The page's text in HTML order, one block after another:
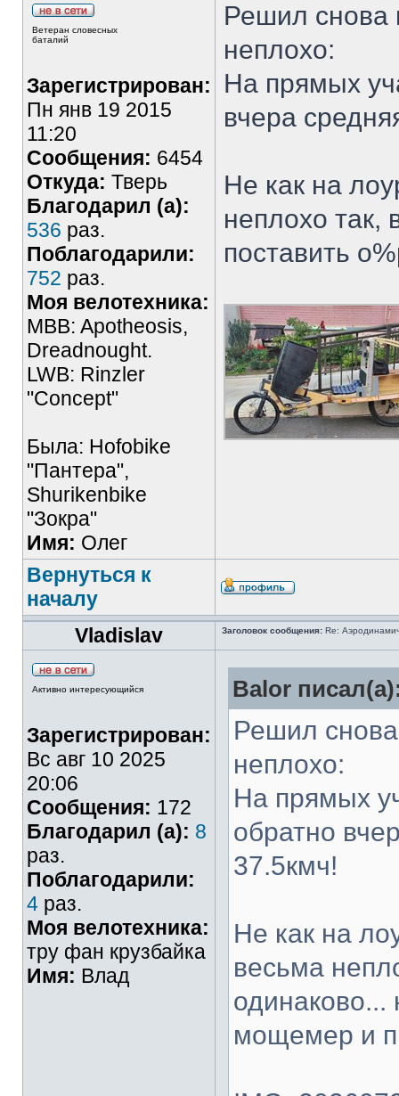
Ветеран словесных
баталий
Зарегистрирован:
Пн янв 19 2015
11:20
Сообщения: 6454
Откуда: Тверь
Благодарил (а):
536 раз.
Поблагодарили:
752 раз.
Моя велотехника:
MBB: Apotheosis,
Dreadnought.
LWB: Rinzler
"Concept"
Была: Hofobike
"Пантера",
Shurikenbike
"Зокра"
Имя: Олег
Решил снова
неплохо:
На прямых
вчера
Не как на
неплохо так,
поставить
Вернуться к
началу
Vladislav
Заголовок сообщения: Re:
Активно интересующийся
Зарегистрирован:
Вс авг 10 2025
20:06
Сообщения: 172
Благодарил (а): 8
раз.
Поблагодарили:
4 раз.
Моя велотехника:
тру фан крузбайка
Имя: Влад
Balor
Решил снова
неплохо:
На прямых
обратно
37.5кмч!
Не как на
весьма
одинаково...
мощемер и